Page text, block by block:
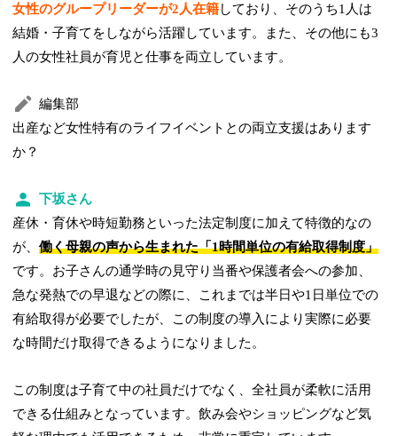
女性のグループリーダーが2人在籍しており、そのうち1人は
結婚・子育てをしながら活躍しています。また、その他にも3
人の女性社員が育児と仕事を両立しています。
編集部
出産など女性特有のライフイベントとの両立支援はあります
か？
下坂さん
産休・育休や時短勤務といった法定制度に加えて特徴的なの
が、働く母親の声から生まれた「1時間単位の有給取得制度」
です。お子さんの通学時の見守り当番や保護者会への参加、
急な発熱での早退などの際に、これまでは半日や1日単位での
有給取得が必要でしたが、この制度の導入により実際に必要
な時間だけ取得できるようになりました。
この制度は子育て中の社員だけでなく、全社員が柔軟に活用
できる仕組みとなっています。飲み会やショッピングなど気